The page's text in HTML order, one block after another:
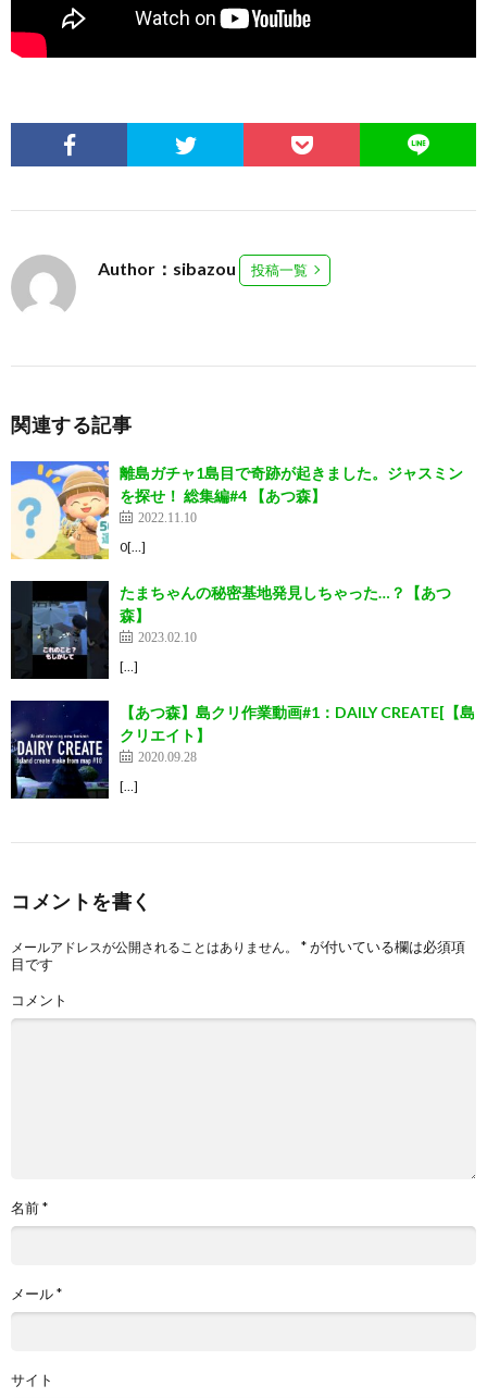
Author：sibazou 投稿一覧
関連する記事
離島ガチャ1島目で奇跡が起きました。ジャスミン
を探せ！ 総集編#4 【あつ森】
2022.11.10
0[…]
たまちゃんの秘密基地発見しちゃった…？【あつ
森】
2023.02.10
[…]
【あつ森】島クリ作業動画#1：DAILY CREATE[【島
クリエイト】
2020.09.28
[…]
コメントを書く
メールアドレスが公開されることはありません。 *が付いている欄は必須項
目です
コメント
名前*
メール*
サイト